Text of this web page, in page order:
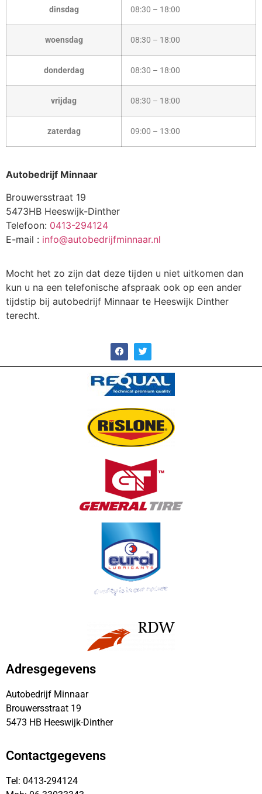
dinsdag 08:30 – 18:00
woensdag 08:30 – 18:00
donderdag 08:30 – 18:00
vrijdag 08:30 – 18:00
zaterdag 09:00 – 13:00
Autobedrijf Minnaar
Brouwersstraat 19
5473HB Heeswijk-Dinther
Telefoon: 0413-294124
E-mail : info@autobedrijfminnaar.nl
Mocht het zo zijn dat deze tijden u niet uitkomen dan
kun u na een telefonische afspraak ook op een ander
tijdstip bij autobedrijf Minnaar te Heeswijk Dinther
terecht.
Adresgegevens
Autobedrijf Minnaar
Brouwersstraat 19
5473 HB Heeswijk-Dinther
Contactgegevens
Tel: 0413-294124